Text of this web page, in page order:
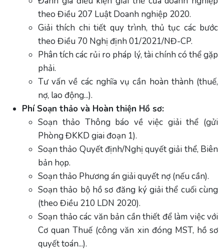
theo Điều 207 Luật Doanh nghiệp 2020.
Giải thích chi tiết quy trình, thủ tục các bước
theo Điều 70 Nghị định 01/2021/NĐ-CP.
Phân tích các rủi ro pháp lý, tài chính có thể gặp
phải.
Tư vấn về các nghĩa vụ cần hoàn thành (thuế,
nợ, lao động...).
Phí Soạn thảo và Hoàn thiện Hồ sơ:
Soạn thảo Thông báo về việc giải thể (gửi
Phòng ĐKKD giai đoạn 1).
Soạn thảo Quyết định/Nghị quyết giải thể, Biên
bản họp.
Soạn thảo Phương án giải quyết nợ (nếu cần).
Soạn thảo bộ hồ sơ đăng ký giải thể cuối cùng
(theo Điều 210 LDN 2020).
Soạn thảo các văn bản cần thiết để làm việc với
Cơ quan Thuế (công văn xin đóng MST, hồ sơ
quyết toán...).